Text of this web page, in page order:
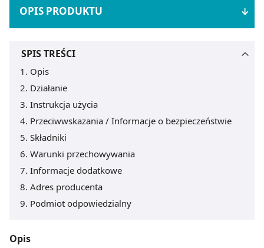
OPIS PRODUKTU
SPIS TREŚCI
Opis
Działanie
Instrukcja użycia
Przeciwwskazania / Informacje o bezpieczeństwie
Składniki
Warunki przechowywania
Informacje dodatkowe
Adres producenta
Podmiot odpowiedzialny
Opis